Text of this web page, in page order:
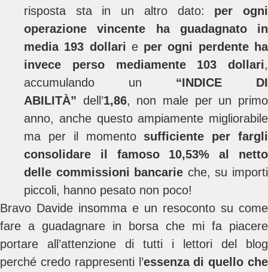
risposta sta in un altro dato: per ogni
operazione vincente ha guadagnato in
media 193 dollari e per ogni perdente ha
invece perso mediamente 103 dollari,
accumulando un “INDICE DI
ABILITÀ” dell’1,86, non male per un primo
anno, anche questo ampiamente migliorabile
ma per il momento sufficiente per fargli
consolidare il famoso 10,53% al netto
delle commissioni bancarie che, su importi
piccoli, hanno pesato non poco!
Bravo Davide insomma e un resoconto su come
fare a guadagnare in borsa che mi fa piacere
portare all’attenzione di tutti i lettori del blog
perché credo rappresenti l’essenza di quello che